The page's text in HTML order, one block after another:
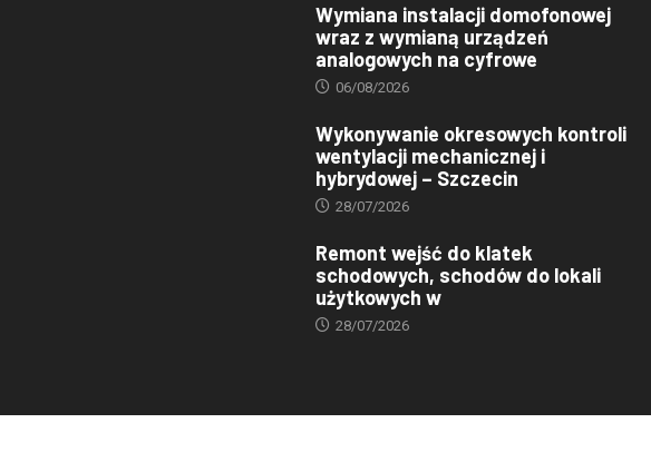
Wymiana instalacji domofonowej
wraz z wymianą urządzeń
analogowych na cyfrowe
06/08/2026
Wykonywanie okresowych kontroli
wentylacji mechanicznej i
hybrydowej – Szczecin
28/07/2026
Remont wejść do klatek
schodowych, schodów do lokali
użytkowych w
28/07/2026